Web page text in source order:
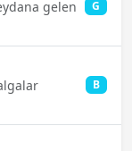
gelen
G
B